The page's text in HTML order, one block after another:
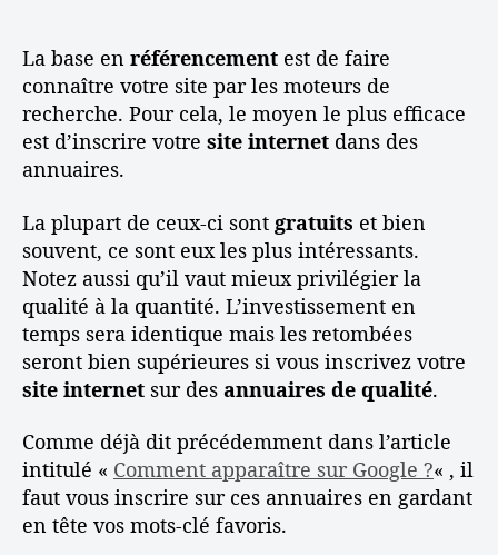
t
a
e
c
k
e
o
:
A
s
t
u
e
s
e
t
e
l
’
a
r
i
e
’
a
r
t
l
b
u
t
e
r
n
r
é
f
r
e
n
e
m
e
La base en référencement est de faire
connaître votre site par les moteurs de
recherche. Pour cela, le moyen le plus efficace
est d’inscrire votre site internet dans des
annuaires.
La plupart de ceux-ci sont gratuits et bien
souvent, ce sont eux les plus intéressants.
Notez aussi qu’il vaut mieux privilégier la
qualité à la quantité. L’investissement en
temps sera identique mais les retombées
seront bien supérieures si vous inscrivez votre
site internet sur des annuaires de qualité.
Comme déjà dit précédemment dans l’article
intitulé « Comment apparaître sur Google ?« , il
faut vous inscrire sur ces annuaires en gardant
en tête vos mots-clé favoris.